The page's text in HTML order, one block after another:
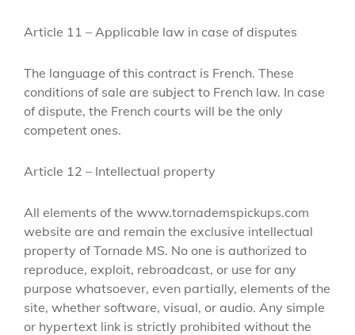
Article 11 – Applicable law in case of disputes
The language of this contract is French. These
conditions of sale are subject to French law. In case
of dispute, the French courts will be the only
competent ones.
Article 12 – Intellectual property
All elements of the www.tornademspickups.com
website are and remain the exclusive intellectual
property of Tornade MS. No one is authorized to
reproduce, exploit, rebroadcast, or use for any
purpose whatsoever, even partially, elements of the
site, whether software, visual, or audio. Any simple
or hypertext link is strictly prohibited without the